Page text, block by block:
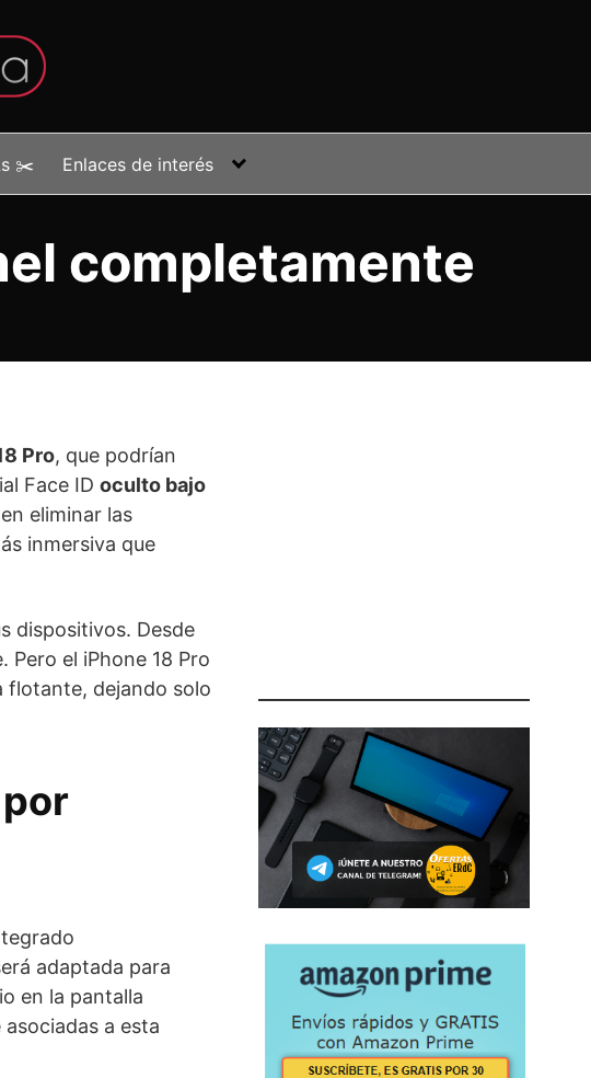
✂️ Enlaces de interés
completamente
Pro, que podrían
Face ID oculto bajo
eliminar las
inmersiva que
dispositivos. Desde
Pero el iPhone 18 Pro
flotante, dejando solo
adaptada para
en la pantalla
a esta